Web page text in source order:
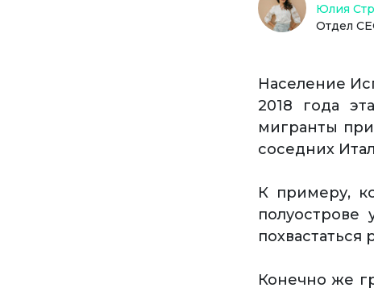
Юлия
Отдел
Население
2018 года
мигранты
соседних
К примеру,
полуострове
похвастаться
Конечно же